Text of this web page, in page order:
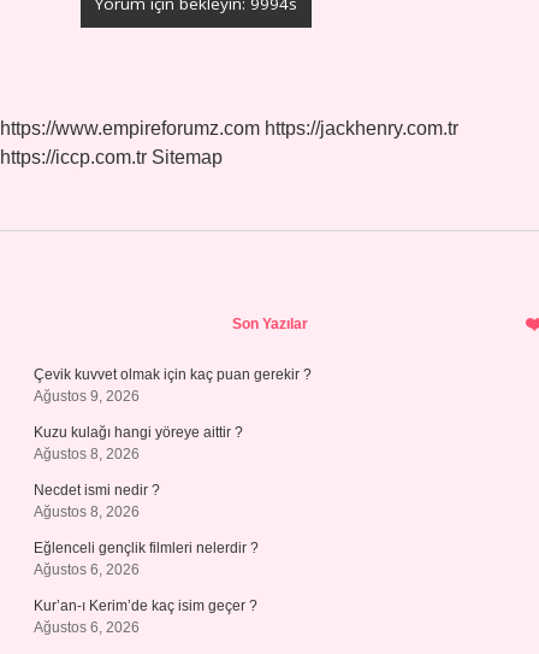
https://www.empireforumz.com https://jackhenry.com.tr
https://iccp.com.tr Sitemap
Son Yazılar
Çevik kuvvet olmak için kaç puan gerekir ?
Ağustos 9, 2026
Kuzu kulağı hangi yöreye aittir ?
Ağustos 8, 2026
Necdet ismi nedir ?
Ağustos 8, 2026
Eğlenceli gençlik filmleri nelerdir ?
Ağustos 6, 2026
Kur’an-ı Kerim’de kaç isim geçer ?
Ağustos 6, 2026